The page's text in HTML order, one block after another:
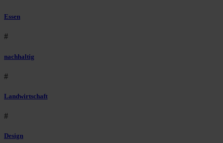
Essen
#
nachhaltig
#
Landwirtschaft
#
Design